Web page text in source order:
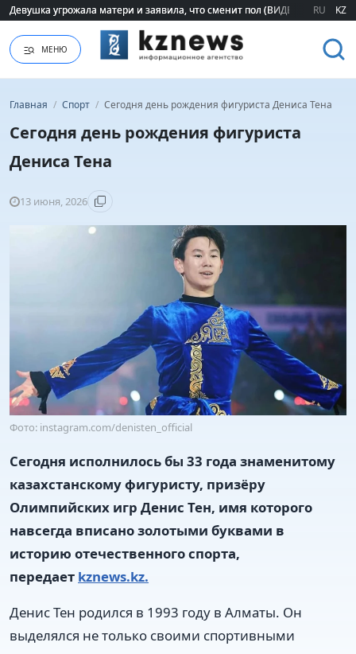
Девушка угрожала матери и заявила, что сменит пол (ВИДЕО)
Девушка угрожала матери и заявила, что сменит пол (ВИДЕО) RU KZ
МЕНЮ
Главная / Спорт / Сегодня день рождения фигуриста Дениса Тена
Сегодня день рождения фигуриста
Дениса Тена
13 июня, 2026
Фото: instagram.com/denisten_official
Сегодня исполнилось бы 33 года знаменитому
казахстанскому фигуристу, призёру
Олимпийских игр Денис Тен, имя которого
навсегда вписано золотыми буквами в
историю отечественного спорта,
передает kznews.kz.
Денис Тен родился в 1993 году в Алматы. Он
выделялся не только своими спортивными